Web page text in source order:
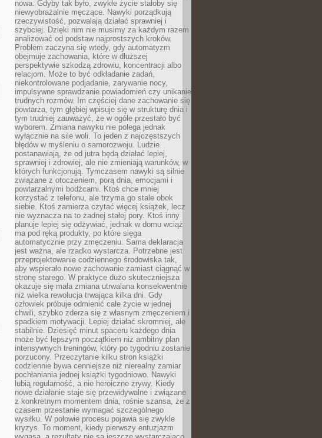
nowa. Gdyby tak było, zwykłe życie stałoby się
niewyobrażalnie męczące. Nawyki porządkują
rzeczywistość, pozwalają działać sprawniej i
szybciej. Dzięki nim nie musimy za każdym razem
analizować od podstaw najprostszych kroków.
Problem zaczyna się wtedy, gdy automatyzm
obejmuje zachowania, które w dłuższej
perspektywie szkodzą zdrowiu, koncentracji albo
relacjom. Może to być odkładanie zadań,
niekontrolowane podjadanie, zarywanie nocy,
impulsywne sprawdzanie powiadomień czy unikanie
trudnych rozmów. Im częściej dane zachowanie się
powtarza, tym głębiej wpisuje się w strukturę dnia i
tym trudniej zauważyć, że w ogóle przestało być
wyborem. Zmiana nawyku nie polega jednak
wyłącznie na sile woli. To jeden z najczęstszych
błędów w myśleniu o samorozwoju. Ludzie
postanawiają, że od jutra będą działać lepiej,
sprawniej i zdrowiej, ale nie zmieniają warunków, w
których funkcjonują. Tymczasem nawyki są silnie
związane z otoczeniem, porą dnia, emocjami i
powtarzalnymi bodźcami. Ktoś chce mniej
korzystać z telefonu, ale trzyma go stale obok
siebie. Ktoś zamierza czytać więcej książek, lecz
nie wyznacza na to żadnej stałej pory. Ktoś inny
planuje lepiej się odżywiać, jednak w domu wciąż
ma pod ręką produkty, po które sięga
automatycznie przy zmęczeniu. Sama deklaracja
jest ważna, ale rzadko wystarcza. Potrzebne jest
przeprojektowanie codziennego środowiska tak,
aby wspierało nowe zachowanie zamiast ciągnąć w
stronę starego. W praktyce dużo skuteczniejsza
okazuje się mała zmiana utrwalana konsekwentnie
niż wielka rewolucja trwająca kilka dni. Gdy
człowiek próbuje odmienić całe życie w jednej
chwili, szybko zderza się z własnym zmęczeniem i
spadkiem motywacji. Lepiej działać skromniej, ale
stabilnie. Dziesięć minut spaceru każdego dnia
może być lepszym początkiem niż ambitny plan
intensywnych treningów, który po tygodniu zostanie
porzucony. Przeczytanie kilku stron książki
codziennie bywa cenniejsze niż nierealny zamiar
pochłaniania jednej książki tygodniowo. Nawyki
lubią regularność, a nie heroiczne zrywy. Kiedy
nowe działanie staje się przewidywalne i związane
z konkretnym momentem dnia, rośnie szansa, że z
czasem przestanie wymagać szczególnego
wysiłku. W połowie procesu pojawia się zwykle
kryzys. To moment, kiedy pierwszy entuzjazm